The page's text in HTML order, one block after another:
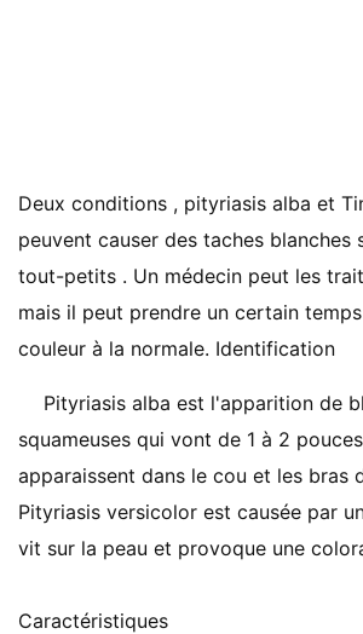
Deux conditions , pityriasis alba et
peuvent causer des taches blanches
tout-petits . Un médecin peut les
mais il peut prendre un certain
couleur à la normale. Identification
Pityriasis alba est l'apparition de
squameuses qui vont de 1 à 2
apparaissent dans le cou et les bras
Pityriasis versicolor est causée par
vit sur la peau et provoque une
Caractéristiques